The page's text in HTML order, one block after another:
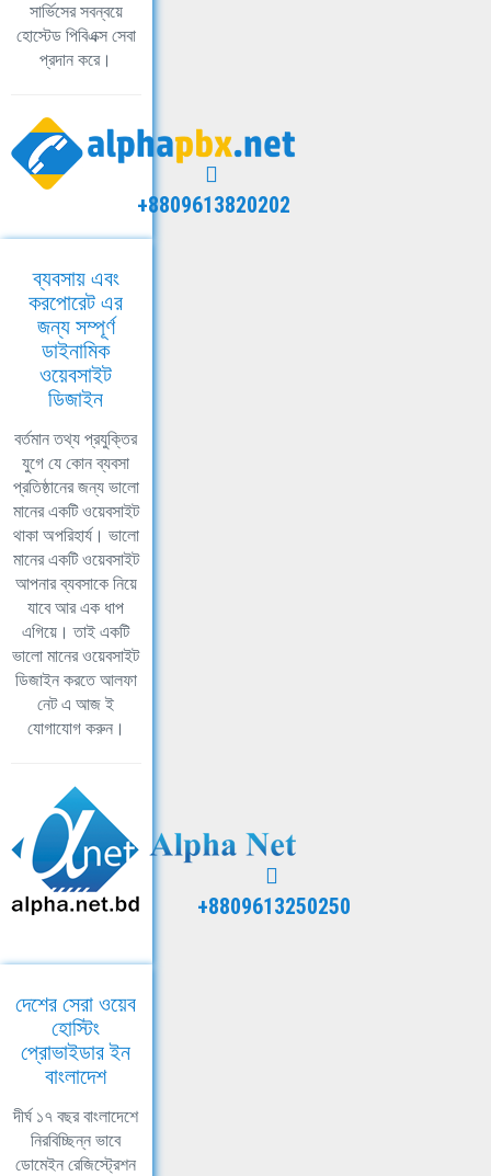
সার্ভিসের সবন্বয়ে
হোস্টেড পিবিএক্স সেবা
প্রদান করে।
+8809613820202
ব্যবসায় এবং
করপোরেট এর
জন্য সম্পূর্ণ
ডাইনামিক
ওয়েবসাইট
ডিজাইন
বর্তমান তথ্য প্রযুক্তির
যুগে যে কোন ব্যবসা
প্রতিষ্ঠানের জন্য ভালো
মানের একটি ওয়েবসাইট
থাকা অপরিহার্য। ভালো
মানের একটি ওয়েবসাইট
আপনার ব্যবসাকে নিয়ে
যাবে আর এক ধাপ
এগিয়ে। তাই একটি
ভালো মানের ওয়েবসাইট
ডিজাইন করতে আলফা
নেট এ আজ ই
যোগাযোগ করুন।
+8809613250250
দেশের সেরা ওয়েব
হোস্টিং
প্রোভাইডার ইন
বাংলাদেশ
দীর্ঘ ১৭ বছর বাংলাদেশে
নিরবিচ্ছিন্ন ভাবে
ডোমেইন রেজিস্ট্রেশন